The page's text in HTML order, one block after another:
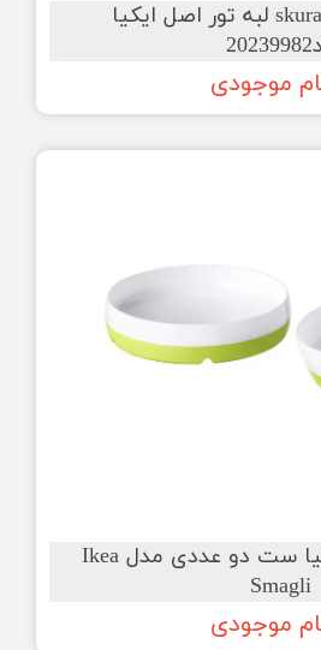
بشقاب ایکیا skurar لبه تور اصل ایکیا
موجودی
بشقاب کودک ایکیا ست دو عددی مدل Ikea
Smagli
موجودی